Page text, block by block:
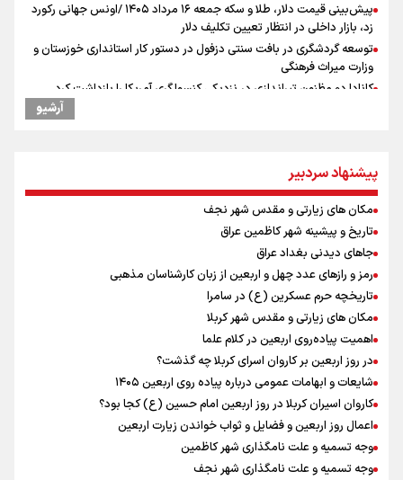
پیش‌بینی قیمت دلار، طلا و سکه جمعه ۱۶ مرداد ۱۴۰۵ /اونس جهانی رکورد
زد، بازار داخلی در انتظار تعیین تکلیف دلار
توسعه گردشگری در بافت سنتی دزفول در دستور کار استانداری خوزستان و
وزارت میراث فرهنگی
کانادا دو مظنون تیراندازی در نزدیکی کنسولگری آمریکا را بازداشت کرد
ترامپ انگشت تهدید را به سمت سوئیس گرفت؛ اقتصادتان را به هم
حسینی در اردو به تیم انگیزه می‌دهد/ امیدوارم پرسپولیس فصل موفقی
داشته باشد
میان صعود و سقوط
گوشت ارزان نمی‌شود
افزایش تعداد قربانیان تیراندازی در مدرسه تایلندی
بازدید وزیر ورزش ایران از مجموعه ملی تیراندازی باکو یکی از مجهزترین
مراکز تیراندازی منطقه
دانیال شه‌بخش: اردوی ازبکستان کیفیت فنی تیم ملی را بالا برد/ برای
مدال ناگویا باید قهرمانان جهان و المپیک را شکست دهیم
موسی جنپو، بازیکن فصل گذشته استقلال به پانتولیکوس یونان پیوست
پالایشگاه نفت اسلواکی منفجر شد
آرشیو
پیشنهاد سردبیر
مکان های زیارتی و مقدس شهر نجف
تاریخ و پیشینه شهر کاظمین عراق
جاهای دیدنی بغداد عراق
رمز و رازهای عدد چهل و اربعین از زبان کارشناسان مذهبی
تاریخچه حرم عسکرین (ع) در سامرا
مکان های زیارتی و مقدس شهر کربلا
اهمیت پیاده‌روی اربعین در کلام علما
در روز اربعین بر کاروان اسرای کربلا چه گذشت؟
شایعات و ابهامات عمومی درباره پیاده روی اربعین ۱۴۰۵
کاروان اسیران کربلا در روز اربعین امام حسین (ع) کجا بود؟
اعمال روز اربعین و فضایل و ثواب خواندن زیارت اربعین
وجه تسمیه و علت نامگذاری شهر کاظمین
وجه تسمیه و علت نامگذاری شهر نجف